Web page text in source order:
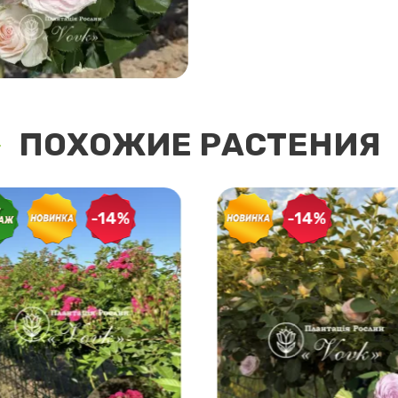
ПОХОЖИЕ РАСТЕНИЯ
-14% -14%